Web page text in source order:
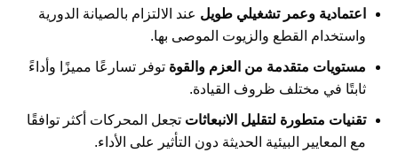
اعتمادية وعمر تشغيلي طويل عند الالتزام بالصيانة الدورية
واستخدام القطع والزيوت الموصى بها.
مستويات متقدمة من العزم والقوة توفر تسارعًا مميزًا وأداءً
ثابتًا في مختلف ظروف القيادة.
تقنيات متطورة لتقليل الانبعاثات تجعل المحركات أكثر توافقًا
مع المعايير البيئية الحديثة دون التأثير على الأداء.